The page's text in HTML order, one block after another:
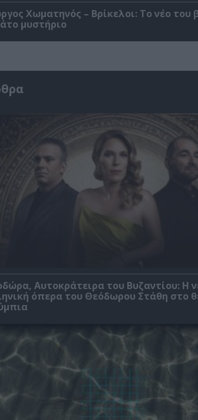
Χωματηνός – Βρίκελοι: Το νέο του
μυστήριο
Αυτοκράτειρα του Βυζαντίου: Η
όπερα του Θεόδωρου Στάθη στο